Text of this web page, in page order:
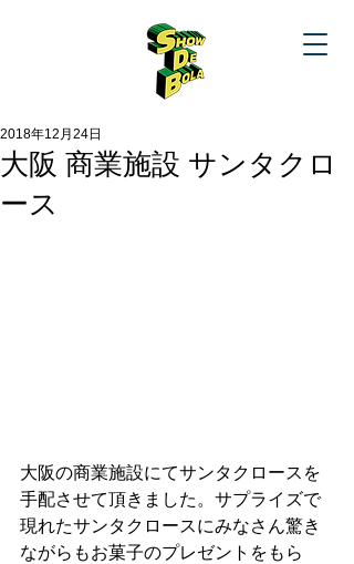
大阪 商業施設 サンタクロ
ース
2018年12月24日
大阪の商業施設にてサンタクロースを
手配させて頂きました。サプライズで
現れたサンタクロースにみなさん驚き
ながらもお菓子のプレゼントをもら